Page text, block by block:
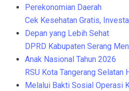
Perekonomian Daerah
Cek Kesehatan Gratis,
Depan yang Lebih Sehat
DPRD Kabupaten Serang
Anak Nasional Tahun 2026
RSU Kota Tangerang Selatan
Melalui Bakti Sosial Operasi